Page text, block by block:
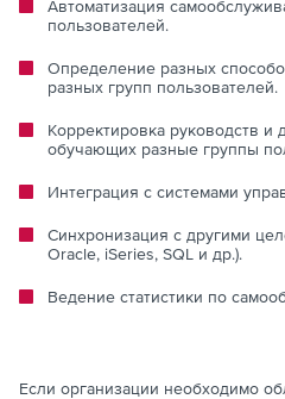
Автоматизация
пользователей.
Определение разных
разных групп пользователей.
Корректировка руководств и
обучающих разные группы
Интеграция с системами
Синхронизация с другими
Oracle, iSeries, SQL и др.).
Ведение статистики по
Если организации необходимо